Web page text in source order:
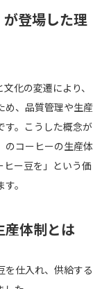
が登場した理
化の変遷により、
め、品質管理や生産
す。こうした概念が
のコーヒーの生産体
ー豆を」という価
。
産体制とは
を仕入れ、供給する